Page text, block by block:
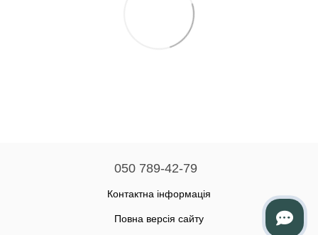
050 789-42-79
Контактна інформація
Повна версія сайту